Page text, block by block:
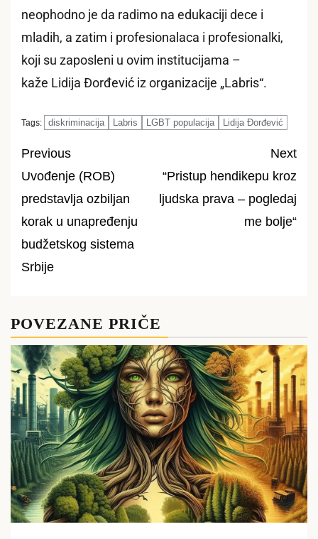
neophodno je da radimo na edukaciji dece i
mladih, a zatim i profesionalaca i profesionalki,
koji su zaposleni u ovim institucijama –
kaže Lidija Đorđević iz organizacije „Labris“.
Tags: diskriminacija Labris LGBT populacija Lidija Đorđević
Post
navigation
Previous
Uvođenje (ROB)
predstavlјa ozbilјan
korak u unapređenju
budžetskog sistema
Srbije
Next
“Pristup hendikepu kroz
ljudska prava – pogledaj
me bolje“
POVEZANE PRIČE